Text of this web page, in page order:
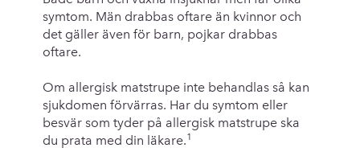
symtom. Män drabbas oftare än kvinnor och
det gäller även för barn, pojkar drabbas
oftare.
Om allergisk matstrupe inte behandlas så kan
sjukdomen förvärras. Har du symtom eller
besvär som tyder på allergisk matstrupe ska
du prata med din läkare.1